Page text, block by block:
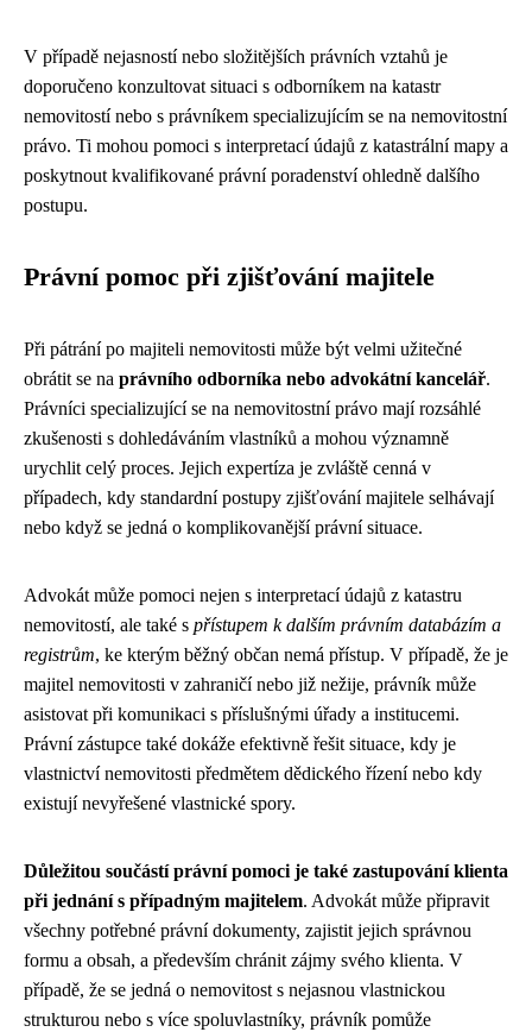
V případě nejasností nebo složitějších právních vztahů je
doporučeno konzultovat situaci s odborníkem na katastr
nemovitostí nebo s právníkem specializujícím se na nemovitostní
právo. Ti mohou pomoci s interpretací údajů z katastrální mapy a
poskytnout kvalifikované právní poradenství ohledně dalšího
postupu.
Právní pomoc při zjišťování majitele
Při pátrání po majiteli nemovitosti může být velmi užitečné
obrátit se na právního odborníka nebo advokátní kancelář.
Právníci specializující se na nemovitostní právo mají rozsáhlé
zkušenosti s dohledáváním vlastníků a mohou významně
urychlit celý proces. Jejich expertíza je zvláště cenná v
případech, kdy standardní postupy zjišťování majitele selhávají
nebo když se jedná o komplikovanější právní situace.
Advokát může pomoci nejen s interpretací údajů z katastru
nemovitostí, ale také s přístupem k dalším právním databázím a
registrům, ke kterým běžný občan nemá přístup. V případě, že je
majitel nemovitosti v zahraničí nebo již nežije, právník může
asistovat při komunikaci s příslušnými úřady a institucemi.
Právní zástupce také dokáže efektivně řešit situace, kdy je
vlastnictví nemovitosti předmětem dědického řízení nebo kdy
existují nevyřešené vlastnické spory.
Důležitou součástí právní pomoci je také zastupování klienta
při jednání s případným majitelem. Advokát může připravit
všechny potřebné právní dokumenty, zajistit jejich správnou
formu a obsah, a především chránit zájmy svého klienta. V
případě, že se jedná o nemovitost s nejasnou vlastnickou
strukturou nebo s více spoluvlastníky, právník pomůže